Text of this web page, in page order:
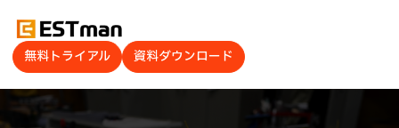
無料トライアル 資料ダウンロード